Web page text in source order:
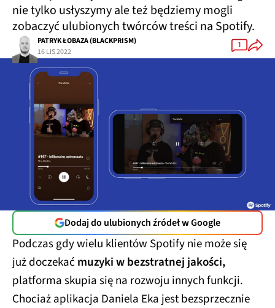
nie tylko usłyszymy ale też będziemy mogli
zobaczyć ulubionych twórców treści na Spotify.
PATRYK ŁOBAZA (BLACKPRISM)
16 LIS 2022
1
Dodaj do ulubionych źródeł w Google
Podczas gdy wielu klientów Spotify nie może się
już doczekać muzyki w bezstratnej jakości,
platforma skupia się na rozwoju innych funkcji.
Chociaż aplikacja Daniela Eka jest bezsprzecznie